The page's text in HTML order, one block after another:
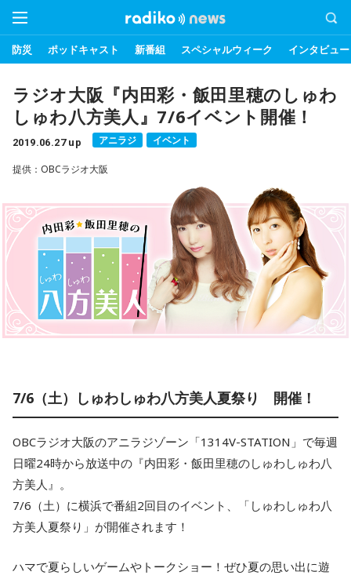
防災 ポッドキャスト 新番組 スペシャルウィーク インタビュー
ラジオ大阪『内田彩・飯田里穂のしゅわ
しゅわ八方美人』7/6イベント開催！
2019.06.27 up アニラジ イベント
提供：OBCラジオ大阪
7/6（土）しゅわしゅわ八方美人夏祭り 開催！
OBCラジオ大阪のアニラジゾーン「1314V-STATION」で毎週
日曜24時から放送中の『内田彩・飯田里穂のしゅわしゅわ八
方美人』。
7/6（土）に横浜で番組2回目のイベント、「しゅわしゅわ八
方美人夏祭り」が開催されます！
ハマで夏らしいゲームやトークショー！ぜひ夏の思い出に遊